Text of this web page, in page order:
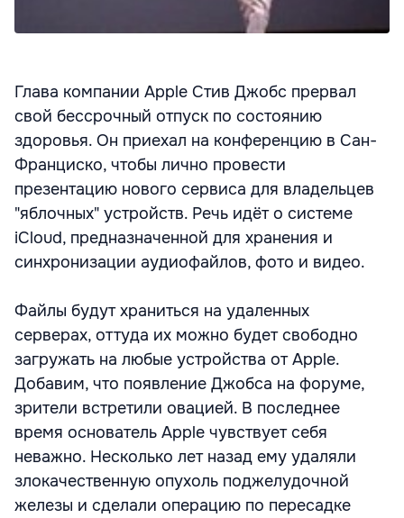
Глава компании Apple Стив Джобс прервал
свой бессрочный отпуск по состоянию
здоровья. Он приехал на конференцию в Сан-
Франциско, чтобы лично провести
презентацию нового сервиса для владельцев
"яблочных" устройств. Речь идёт о системе
iСloud, предназначенной для хранения и
синхронизации аудиофайлов, фото и видео.
Файлы будут храниться на удаленных
серверах, оттуда их можно будет свободно
загружать на любые устройства от Apple.
Добавим, что появление Джобса на форуме,
зрители встретили овацией. В последнее
время основатель Apple чувствует себя
неважно. Несколько лет назад ему удаляли
злокачественную опухоль поджелудочной
железы и сделали операцию по пересадке